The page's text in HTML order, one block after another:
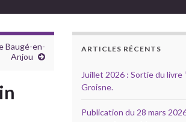
Baugé-en-
Anjou
ARTICLES RÉCENTS
Juillet 2026 : Sortie du livre
Groisne.
Publication du 28 mars